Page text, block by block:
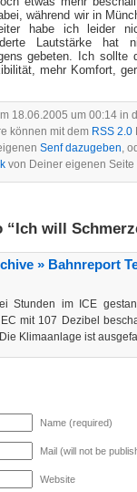
während wir in
habe ich leider
Lautstärke hat
gebeten. Ich sollte
mehr Komfort,
18.06.2005 um 00:14 in
können mit dem RSS 2.0
Senf dazugeben,
von Deiner eigenen Seite
“Ich will
» Bahnreport
Stunden im ICE
mit 107 Dezibel
Klimaanlage ist
Name (required)
Mail (will not be
Website